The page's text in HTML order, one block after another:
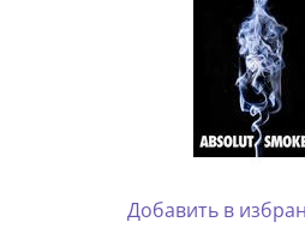
Добавить в